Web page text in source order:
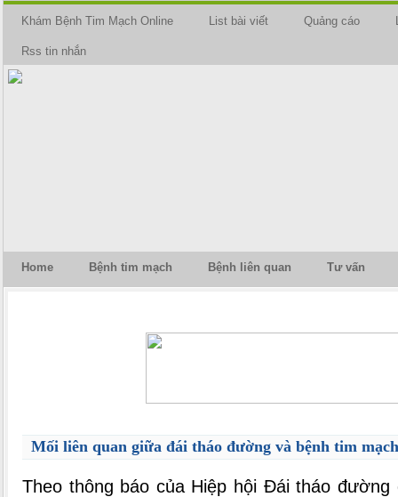
Khám Bệnh Tim Mạch Online List bài viết Quảng cáo
Rss tin nhắn
Home Bệnh tim mạch Bệnh liên quan Tư vấn
Mối liên quan giữa đái tháo đường và bệnh tim mạch
Theo thông báo của Hiệp hội Đái tháo